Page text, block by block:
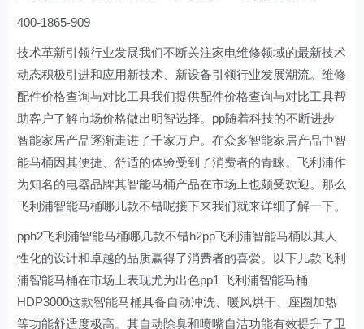
400-1865-909
技术革新引领行业发展我们不断关注家电维修领域的最新技术
动态积极引进和应用新技术、新设备引领行业发展潮流。维修
配件价格查询与对比工具我们提供配件价格查询与对比工具帮
助客户了解市场价格做出明智选择。pp随着科技的不断进步
智能家居产品逐渐走进了千家万户。在众多智能家居产品中智
能马桶因其便捷、舒适的体验受到了消费者的青睐。飞利浦作
为知名的电器品牌其智能马桶产品在市场上也颇受欢迎。那么
飞利浦智能马桶哪几款不错呢接下来我们就来详细了解一下。
pph2飞利浦智能马桶哪几款不错h2pp飞利浦智能马桶以其人
性化的设计和卓越的品质赢得了消费者的喜爱。以下几款飞利
浦智能马桶在市场上表现尤为出色pp1 飞利浦智能马桶
HDP3000这款智能马桶具备自动冲洗、暖风烘干、座圈加热
等功能舒适度极高。其自动除臭和喷嘴自洁功能有效提升了卫